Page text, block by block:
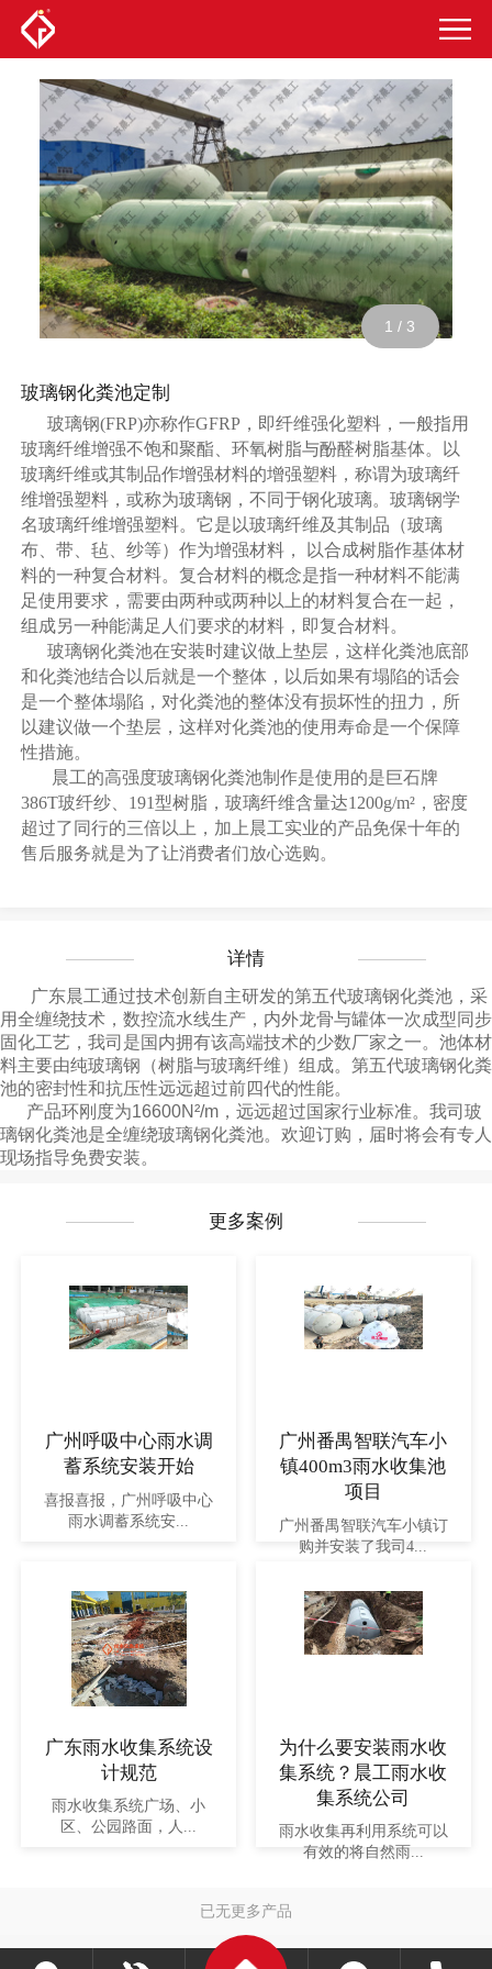
1 / 3
玻璃钢化粪池定制
玻璃钢(FRP)亦称作GFRP，即纤维强化塑料，一般指用
玻璃纤维增强不饱和聚酯、环氧树脂与酚醛树脂基体。以
玻璃纤维或其制品作增强材料的增强塑料，称谓为玻璃纤
维增强塑料，或称为玻璃钢，不同于钢化玻璃。玻璃钢学
名玻璃纤维增强塑料。它是以玻璃纤维及其制品（玻璃
布、带、毡、纱等）作为增强材料， 以合成树脂作基体材
料的一种复合材料。复合材料的概念是指一种材料不能满
足使用要求，需要由两种或两种以上的材料复合在一起，
组成另一种能满足人们要求的材料，即复合材料。
玻璃钢化粪池在安装时建议做上垫层，这样化粪池底部
和化粪池结合以后就是一个整体，以后如果有塌陷的话会
是一个整体塌陷，对化粪池的整体没有损坏性的扭力，所
以建议做一个垫层，这样对化粪池的使用寿命是一个保障
性措施。
晨工的高强度玻璃钢化粪池制作是使用的是巨石牌
386T玻纤纱、191型树脂，玻璃纤维含量达1200g/m²，密度
超过了同行的三倍以上，加上晨工实业的产品免保十年的
售后服务就是为了让消费者们放心选购。
详情
广东晨工通过技术创新自主研发的第五代玻璃钢化粪池，采
用全缠绕技术，数控流水线生产，内外龙骨与罐体一次成型同步
固化工艺，我司是国内拥有该高端技术的少数厂家之一。池体材
料主要由纯玻璃钢（树脂与玻璃纤维）组成。第五代玻璃钢化粪
池的密封性和抗压性远远超过前四代的性能。
产品环刚度为16600N²/m，远远超过国家行业标准。我司玻
璃钢化粪池是全缠绕玻璃钢化粪池。欢迎订购，届时将会有专人
现场指导免费安装。
更多案例
广州呼吸中心雨水调
蓄系统安装开始
喜报喜报，广州呼吸中心
雨水调蓄系统安...
广州番禺智联汽车小
镇400m3雨水收集池
项目
广州番禺智联汽车小镇订
购并安装了我司4...
广东雨水收集系统设
计规范
雨水收集系统广场、小
区、公园路面，人...
为什么要安装雨水收
集系统？晨工雨水收
集系统公司
雨水收集再利用系统可以
有效的将自然雨...
已无更多产品